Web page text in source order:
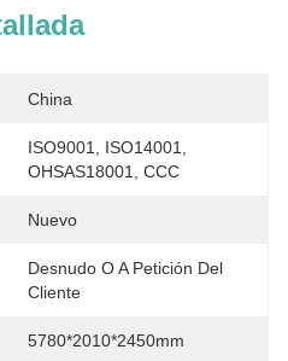
China
ISO9001, ISO14001,
OHSAS18001, CCC
Nuevo
Desnudo O A Petición Del
Cliente
5780*2010*2450mm